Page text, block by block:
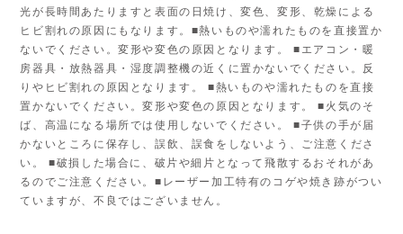
光が長時間あたりますと表面の日焼け、変色、変形、乾燥による
ヒビ割れの原因にもなります。■熱いものや濡れたものを直接置か
ないでください。変形や変色の原因となります。 ■エアコン・暖
房器具・放熱器具・湿度調整機の近くに置かないでください。反
りやヒビ割れの原因となります。 ■熱いものや濡れたものを直接
置かないでください。変形や変色の原因となります。 ■火気のそ
ば、高温になる場所では使用しないでください。 ■子供の手が届
かないところに保存し、誤飲、誤食をしないよう、ご注意くださ
い。 ■破損した場合に、破片や細片となって飛散するおそれがあ
るのでご注意ください。■レーザー加工特有のコゲや焼き跡がつい
ていますが、不良ではございません。